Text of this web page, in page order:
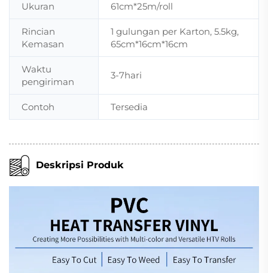
Ukuran 61cm*25m/roll
Rincian
Kemasan
1 gulungan per Karton, 5.5kg,
65cm*16cm*16cm
Waktu
pengiriman
3-7hari
Contoh Tersedia
Deskripsi Produk